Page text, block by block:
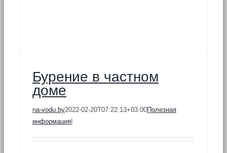
Бурение в частном
доме
na-vodu.by2022-02-20T07:22:13+03:00Полезная
информация